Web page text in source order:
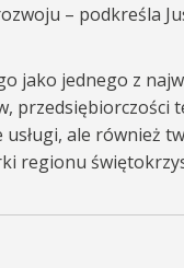
– podkreśla
jako jednego z
ale również
regionu